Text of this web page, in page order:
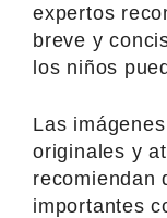
expertos
breve y
los niños
Las
originales y
recomiendan
importantes